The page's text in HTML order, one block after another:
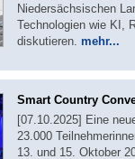
Niedersächsischen
Technologien wie KI,
diskutieren. mehr...
Smart Country
[07.10.2025] Eine
23.000
13. und 15. Oktober